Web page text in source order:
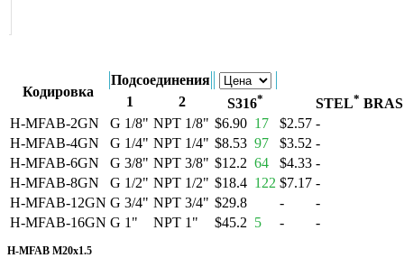
Кодировка
Подсоединения
1
2 S316* STEL*
H-MFAB-2GN
G 1/8" NPT 1/8" $6.90 17 $2.57 -
H-MFAB-4GN
G 1/4" NPT 1/4" $8.53 97 $3.52 -
H-MFAB-6GN
G 3/8" NPT 3/8" $12.2 64 $4.33 -
H-MFAB-8GN
G 1/2" NPT 1/2" $18.4 122 $7.17 -
H-MFAB-12GN G 3/4" NPT 3/4" $29.8 -
-
H-MFAB-16GN G 1" NPT 1" $45.2 5 - -
H-MFAB M20x1.5